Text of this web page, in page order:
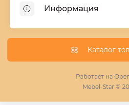
Шкафы купе ширина 90-210
Комоды из дерева
Кухни
Информация
Условия поставки мебели
Фотопечать для шкафа купе
Каталог
Работает на
Mebel-Star ©